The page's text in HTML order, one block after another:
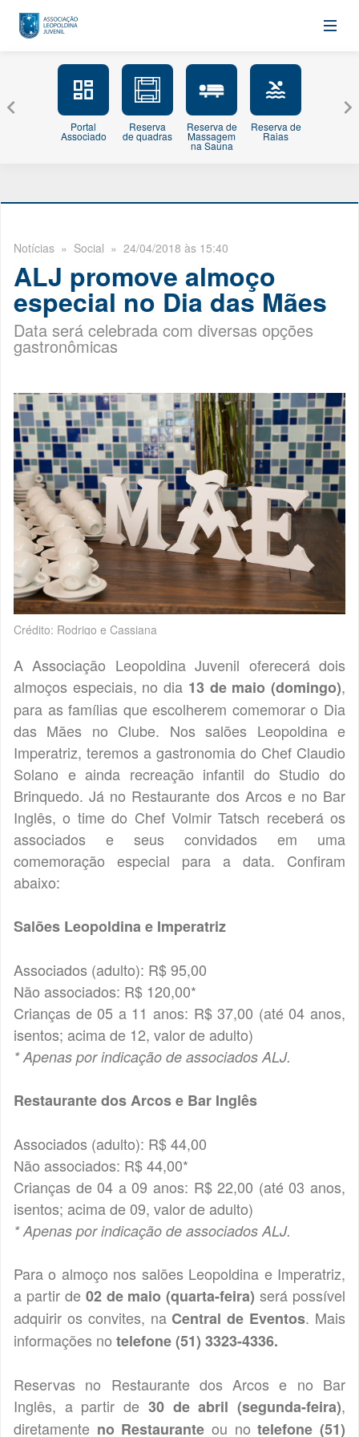
Portal
Associado
Reserva
de quadras
Reserva de
Massagem
na Sauna
Reserva de
Raias
Notícias » Social » 24/04/2018 às 15:40
ALJ promove almoço
especial no Dia das Mães
Data será celebrada com diversas opções
gastronômicas
Crédito: Rodrigo e Cassiana
A Associação Leopoldina Juvenil oferecerá dois
almoços especiais, no dia 13 de maio (domingo),
para as famílias que escolherem comemorar o Dia
das Mães no Clube. Nos salões Leopoldina e
Imperatriz, teremos a gastronomia do Chef Claudio
Solano e ainda recreação infantil do Studio do
Brinquedo. Já no Restaurante dos Arcos e no Bar
Inglês, o time do Chef Volmir Tatsch receberá os
associados e seus convidados em uma
comemoração especial para a data. Confiram
abaixo:
Salões Leopoldina e Imperatriz
Associados (adulto): R$ 95,00
Não associados: R$ 120,00*
Crianças de 05 a 11 anos: R$ 37,00 (até 04 anos,
isentos; acima de 12, valor de adulto)
* Apenas por indicação de associados ALJ.
Restaurante dos Arcos e Bar Inglês
Associados (adulto): R$ 44,00
Não associados: R$ 44,00*
Crianças de 04 a 09 anos: R$ 22,00 (até 03 anos,
isentos; acima de 09, valor de adulto)
* Apenas por indicação de associados ALJ.
Para o almoço nos salões Leopoldina e Imperatriz,
a partir de 02 de maio (quarta-feira)será possível
adquirir os convites, naCentral de Eventos. Mais
informações no telefone (51) 3323-4336.
Reservas no Restaurante dos Arcos e no Bar
Inglês, a partir de 30 de abril (segunda-feira),
diretamente no Restaurante ou notelefone (51)